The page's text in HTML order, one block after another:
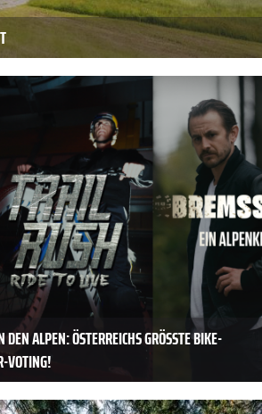
ALPEN: ÖSTERREICHS GRÖSSTE BIKE-R